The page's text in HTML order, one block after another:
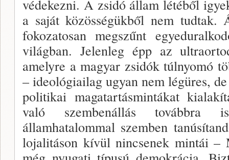
védekezni. A zsidó állam létéből
a saját kö­zösségükből nem
fokozatosan megszűnt
világ­ban. Jelenleg épp az
amelyre a magyar zsidók túlnyomó
– ideológiailag ugyan nem légüres,
politikai maga­tartásmintákat
való szembenállás
államhatalommal szemben
lojalitáson kívül nincsenek min­tái –